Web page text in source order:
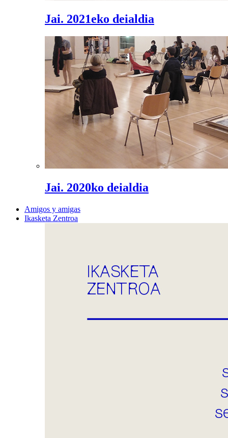
Jai. 2021eko deialdia
Jai. 2020ko deialdia
Amigos y amigas
Ikasketa Zentroa